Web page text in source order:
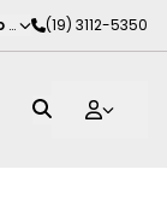
Rodrigues de
(19) 3112-5350